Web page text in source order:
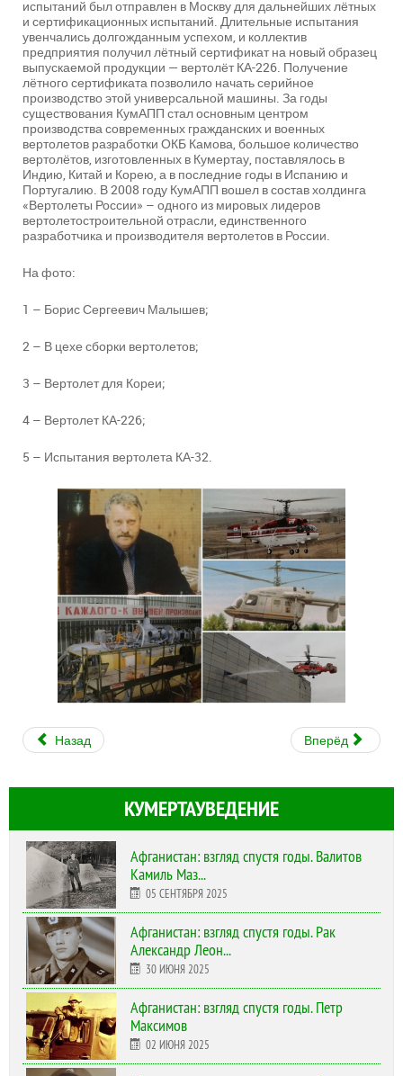
испытаний был отправлен в Москву для дальнейших лётных
и сертификационных испытаний. Длительные испытания
увенчались долгожданным успехом, и коллектив
предприятия получил лётный сертификат на новый образец
выпускаемой продукции — вертолёт КА-226. Получение
лётного сертификата позволило начать серийное
производство этой универсальной машины. За годы
существования КумАПП стал основным центром
производства современных гражданских и военных
вертолетов разработки ОКБ Камова, большое количество
вертолётов, изготовленных в Кумертау, поставлялось в
Индию, Китай и Корею, а в последние годы в Испанию и
Португалию. В 2008 году КумАПП вошел в состав холдинга
«Вертолеты России» – одного из мировых лидеров
вертолетостроительной отрасли, единственного
разработчика и производителя вертолетов в России.
На фото:
1 – Борис Сергеевич Малышев;
2 – В цехе сборки вертолетов;
3 – Вертолет для Кореи;
4 – Вертолет КА-226;
5 – Испытания вертолета КА-32.
Назад Вперёд
КУМЕРТАУВЕДЕНИЕ
Афганистан: взгляд спустя годы. Валитов
Камиль Маз...
05 СЕНТЯБРЯ 2025
Афганистан: взгляд спустя годы. Рак
Александр Леон...
30 ИЮНЯ 2025
Афганистан: взгляд спустя годы. Петр
Максимов
02 ИЮНЯ 2025